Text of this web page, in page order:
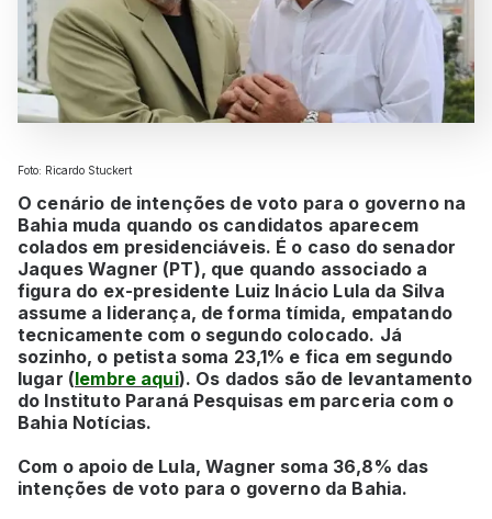
Foto: Ricardo Stuckert
O cenário de intenções de voto para o governo na
Bahia muda quando os candidatos aparecem
colados em presidenciáveis. É o caso do senador
Jaques Wagner (PT), que quando associado a
figura do ex-presidente Luiz Inácio Lula da Silva
assume a liderança, de forma tímida, empatando
tecnicamente com o segundo colocado. Já
sozinho, o petista soma 23,1% e fica em segundo
lugar (lembre aqui). Os dados são de levantamento
do Instituto Paraná Pesquisas em parceria com o
Bahia Notícias.
Com o apoio de Lula, Wagner soma 36,8% das
intenções de voto para o governo da Bahia.